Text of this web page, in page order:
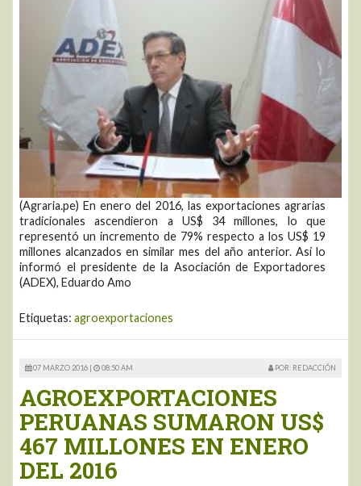
(Agraria.pe) En enero del 2016, las exportaciones agrarias
tradicionales ascendieron a US$ 34 millones, lo que
representó un incremento de 79% respecto a los US$ 19
millones alcanzados en similar mes del año anterior. Así lo
informó el presidente de la Asociación de Exportadores
(ADEX), Eduardo Amo
Etiquetas: agroexportaciones
07 MARZO 2016 | 08:50 AM POR: REDACCIÓN
AGROEXPORTACIONES
PERUANAS SUMARON US$
467 MILLONES EN ENERO
DEL 2016